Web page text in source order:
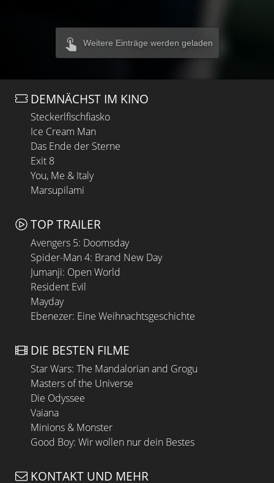
Weitere Einträge werden geladen
DEMNÄCHST IM KINO
Steckerlfischfiasko
Ice Cream Man
Das Ende der Sterne
Exit 8
You, Me & Italy
Marsupilami
TOP TRAILER
Avengers 5: Doomsday
Spider-Man 4: Brand New Day
Jumanji: Open World
Resident Evil
Mayday
Ebenezer: Eine Weihnachtsgeschichte
DIE BESTEN FILME
Star Wars: The Mandalorian and Grogu
Masters of the Universe
Die Odyssee
Vaiana
Minions & Monster
Good Boy: Wir wollen nur dein Bestes
KONTAKT UND MEHR